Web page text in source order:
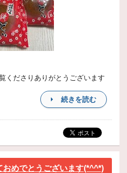
くださりありがとうございます
続きを読む
おめでとうございます(*^^*)